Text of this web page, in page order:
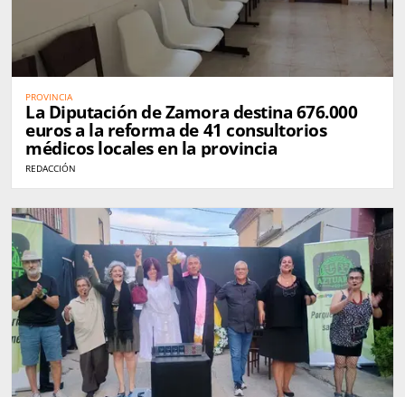
PROVINCIA
La Diputación de Zamora destina 676.000
euros a la reforma de 41 consultorios
médicos locales en la provincia
REDACCIÓN